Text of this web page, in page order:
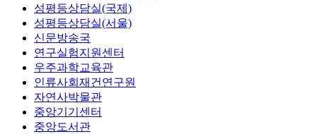
성평등상담실(국제)
성평등상담실(서울)
신문방송국
연구실험지원센터
우주과학교육관
인류사회재건연구원
자연사박물관
중앙기기센터
중앙도서관